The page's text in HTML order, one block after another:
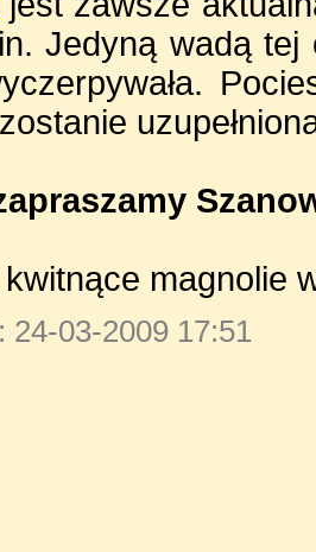
Jedyną wadą
magnolie
24-03-2009 17:51